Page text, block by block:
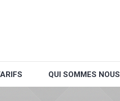
QUI SOMMES NOUS